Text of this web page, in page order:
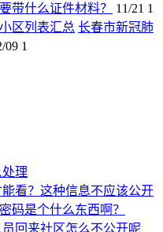
带什么证件材料？
11/21 1
长春市新冠肺
09 1
理
看？这种信息不应该公开
码是个什么东西啊？
回来社区怎么不公开呢